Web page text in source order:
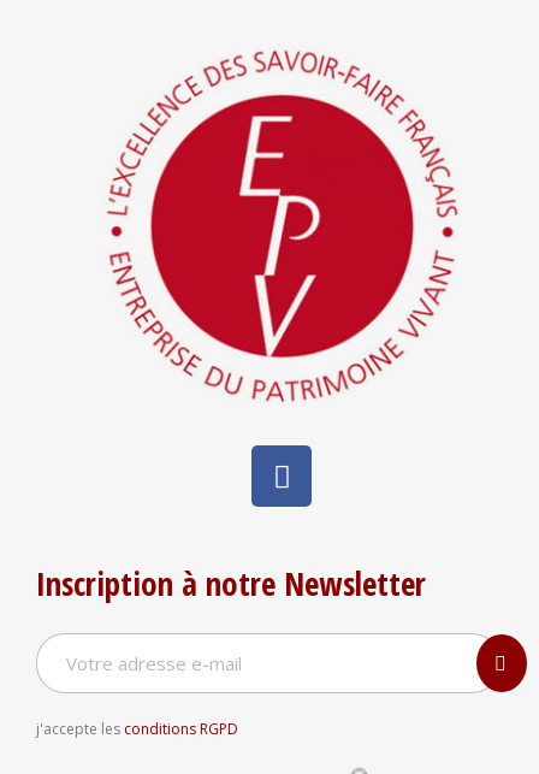
Inscription à notre Newsletter
j'accepte les conditions RGPD